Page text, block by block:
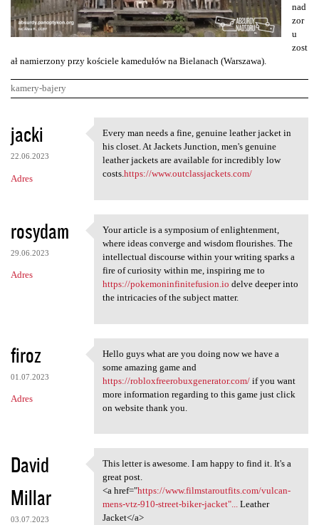
nad
zor
u
zost
ał namierzony przy kościele kamedułów na Bielanach (Warszawa).
kamery-bajery
K
o
m
e
t
a
r
jacki
22.06.2023
Adres
Every man needs a fine,
Every man needs a fine, genuine leather jacket in
his closet. At Jackets Junction, men's genuine
leather jackets are available for incredibly low
costs.https://www.outclassjackets.com/
rosydam
29.06.2023
Adres
Your article is a symposium
Your article is a symposium of enlightenment,
where ideas converge and wisdom flourishes. The
intellectual discourse within your writing sparks a
fire of curiosity within me, inspiring me to
https://pokemoninfinitefusion.io delve deeper into
the intricacies of the subject matter.
firoz
01.07.2023
Adres
Hello guys what are you doing
Hello guys what are you doing now we have a
some amazing game and
https://robloxfreerobuxgenerator.com/if you want
more information regarding to this game just click
on website thank you.
David
Millar
03.07.2023
This letter is awesome. I am
This letter is awesome. I am happy to find it. It's a
great post.
<a href="https://www.filmstaroutfits.com/vulcan-
mens-vtz-910-street-biker-jacket"...Leather
Jacket</a>